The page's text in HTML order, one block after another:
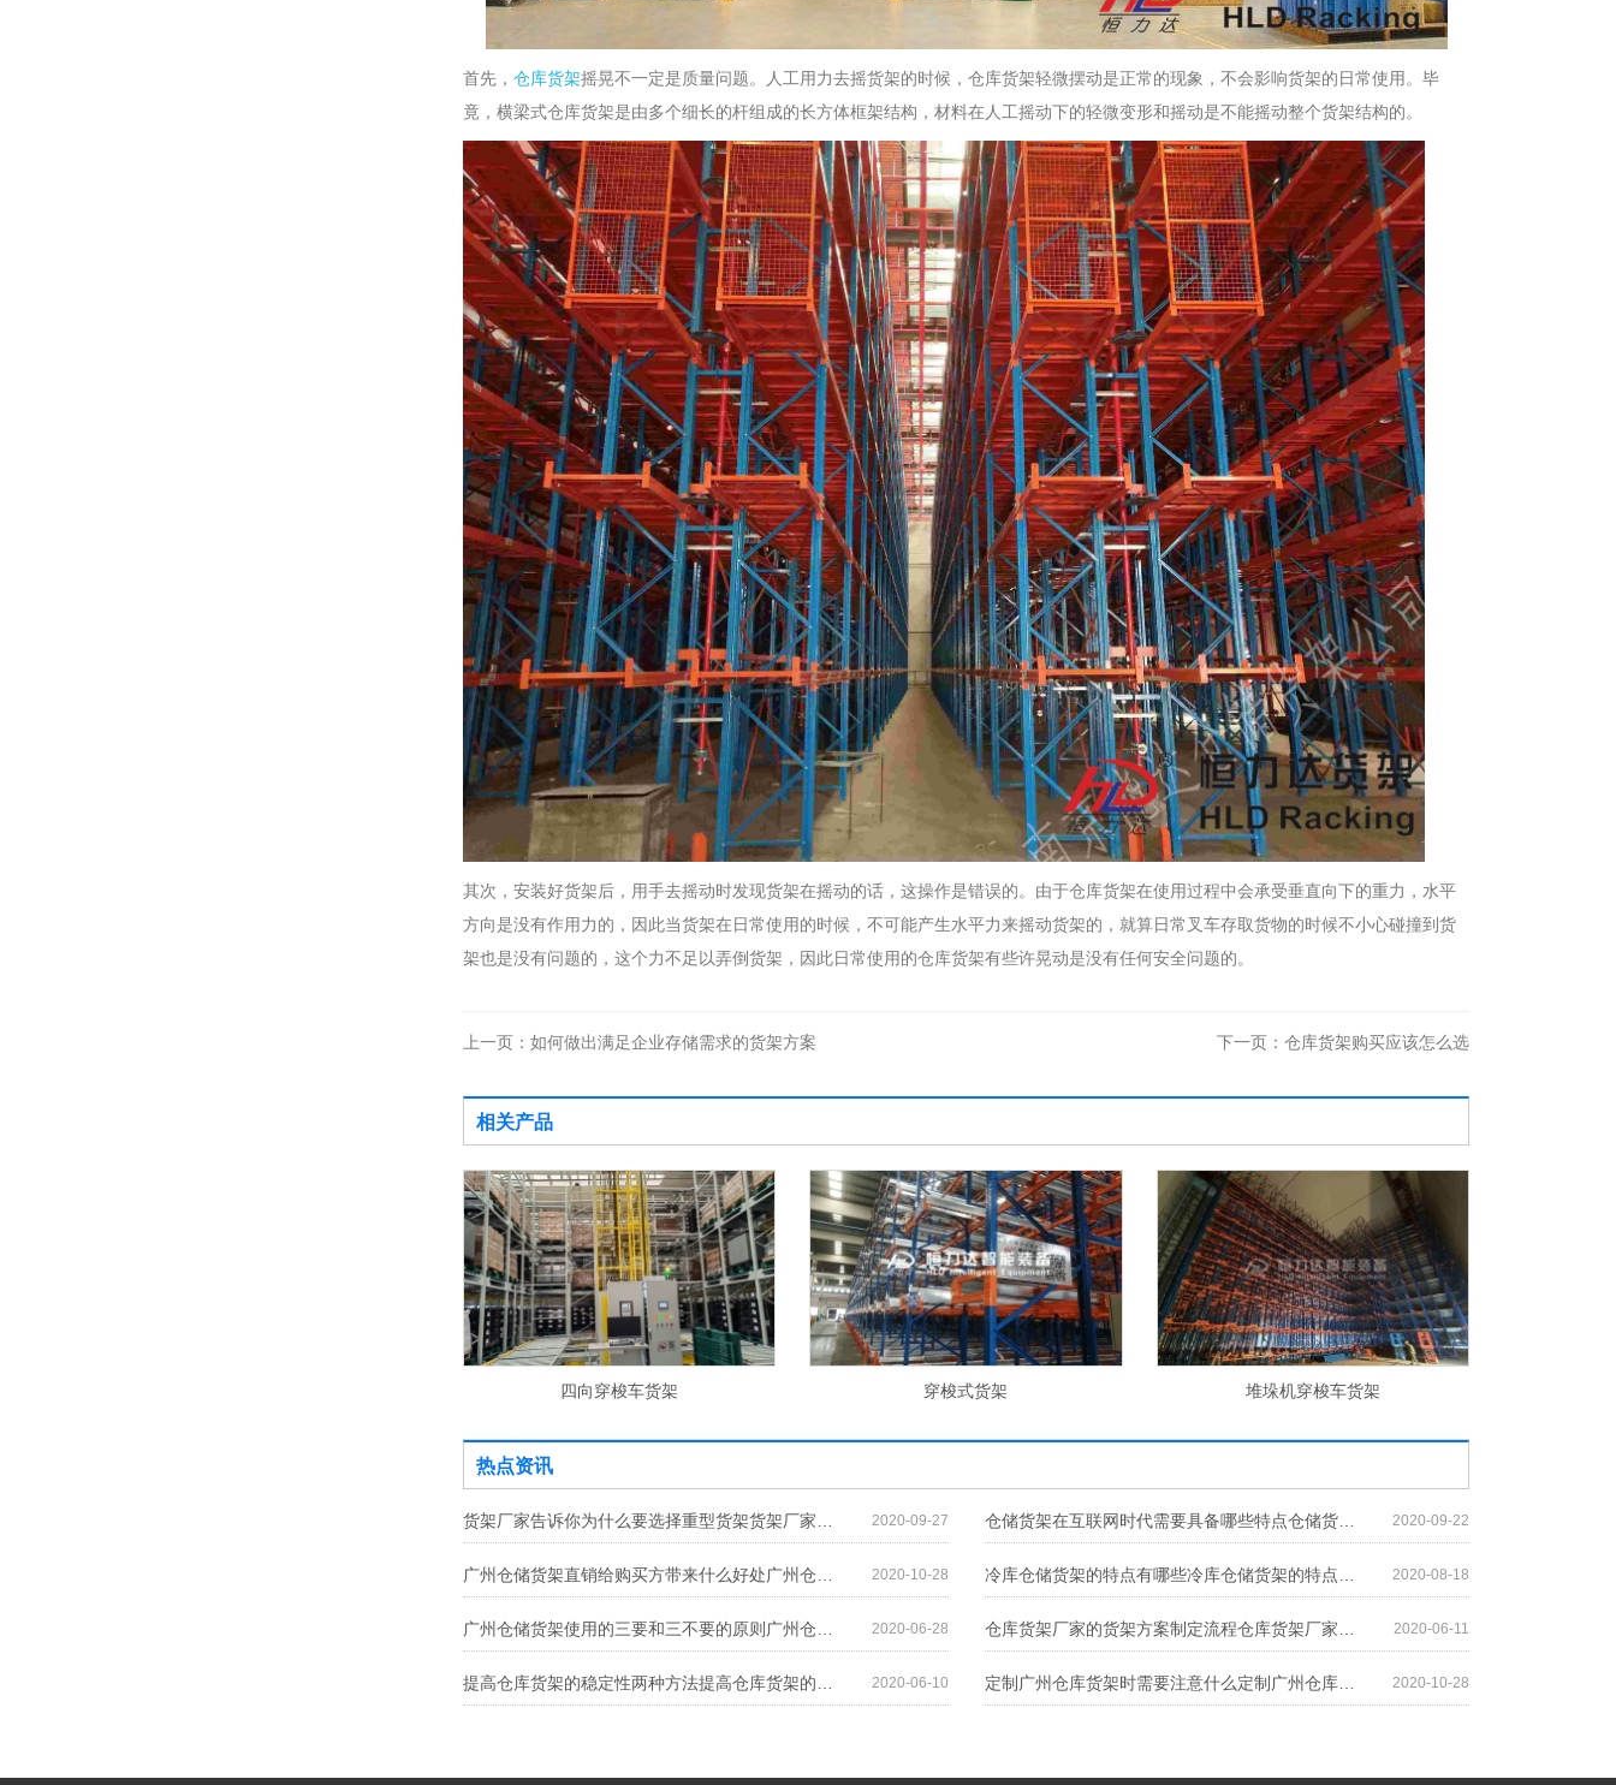
首先， 仓库货架摇晃不一定是质量问题。人工用力去摇货架的时候，仓库货架轻微摆动是正常的现象，不会影响货架的日常使用。毕
竟，横梁式仓库货架是由多个细长的杆组成的长方体框架结构，材料在人工摇动下的轻微变形和摇动是不能摇动整个货架结构的。
其次，安装好货架后，用手去摇动时发现货架在摇动的话，这操作是错误的。由于仓库货架在使用过程中会承受垂直向下的重力，水平
方向是没有作用力的，因此当货架在日常使用的时候，不可能产生水平力来摇动货架的，就算日常叉车存取货物的时候不小心碰撞到货
架也是没有问题的，这个力不足以弄倒货架，因此日常使用的仓库货架有些许晃动是没有任何安全问题的。
上一页： 如何做出满足企业存储需求的货架方案 下一页： 仓库货架购买应该怎么选
相关产品
穿梭式货架 堆垛机穿梭车货架 横梁式货架
热点资讯
2020-09-27 仓储货架在互联网时代需要具备哪些特点仓储货架在互联网时代需要具备哪些特点 2020-09-22
2020-10-28 2020-08-18
2020-06-28 2020-06-11
2020-06-10 定制广州仓库货架时需要注意什么定制广州仓库货架时需要注意什么 2020-10-28